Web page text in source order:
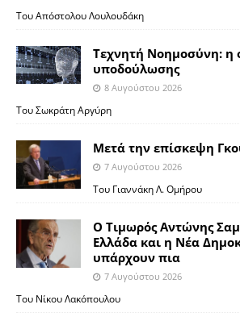
Του Απόστολου Λουλουδάκη
Τεχνητή Νοημοσύνη: η
υποδούλωσης
8 Αυγούστου 2026
Του Σωκράτη Αργύρη
Μετά την επίσκεψη
7 Αυγούστου 2026
Του Γιαννάκη Λ. Ομήρου
Ο Τιμωρός Αντώνης
Ελλάδα και η Νέα
υπάρχουν πια
7 Αυγούστου 2026
Του Νίκου Λακόπουλου